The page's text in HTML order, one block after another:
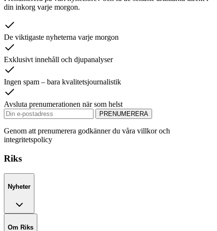
din inkorg varje morgon.
De viktigaste nyheterna varje morgon
Exklusivt innehåll och djupanalyser
Ingen spam – bara kvalitetsjournalistik
Avsluta prenumerationen när som helst
PRENUMERERA
Genom att prenumerera godkänner du våra villkor och
integritetspolicy
Riks
Nyheter
Om Riks